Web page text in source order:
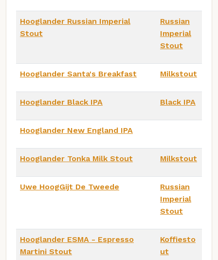
Hooglander Russian Imperial
Stout
Russian
Imperial
Stout
Hooglander Santa's Breakfast Milkstout
Hooglander Black IPA Black IPA
Hooglander New England IPA
Hooglander Tonka Milk Stout Milkstout
Uwe HoogGijt De Tweede
Russian
Imperial
Stout
Hooglander ESMA - Espresso
Martini Stout
Koffiesto
ut